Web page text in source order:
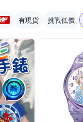
有現貨 挑戰低價